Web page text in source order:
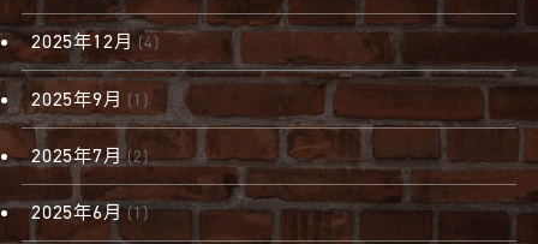
2025年12月 (4)
2025年9月 (1)
2025年7月 (2)
2025年6月(1)